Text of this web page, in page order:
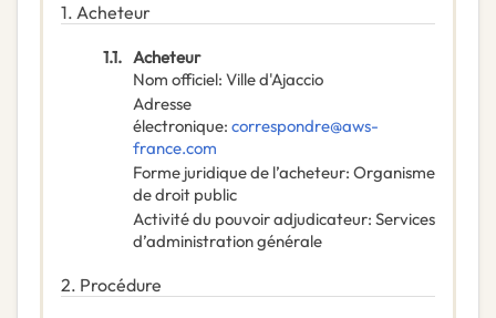
1. Acheteur
1.1. Acheteur
Nom officiel: Ville d'Ajaccio
Adresse
électronique: correspondre@aws-
france.com
Forme juridique de l’acheteur: Organisme
de droit public
Activité du pouvoir adjudicateur: Services
d’administration générale
2. Procédure